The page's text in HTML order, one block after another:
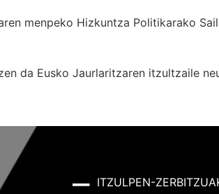
menpeko Hizkuntza Politikarako
da Eusko Jaurlaritzaren itzultzaile
ITZULPEN-